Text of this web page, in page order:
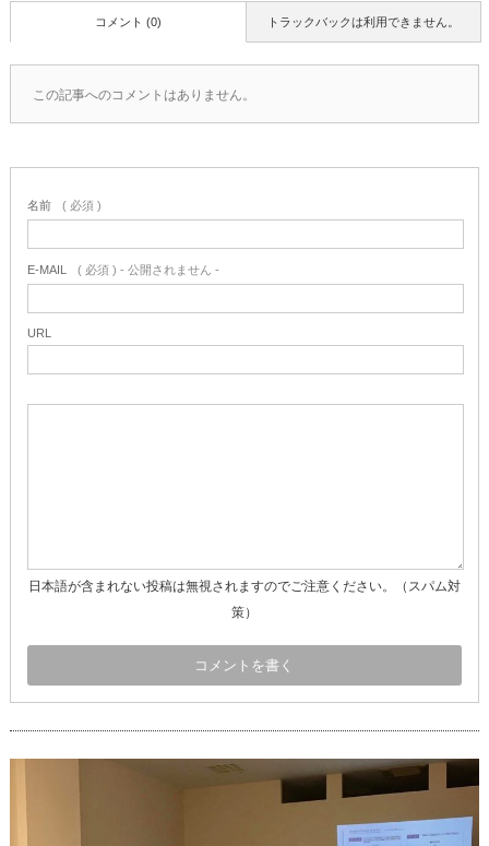
トラックバックは利用できません。
コメント (0)
この記事へのコメントはありません。
名前 ( 必須 )
E-MAIL ( 必須 ) - 公開されません -
URL
日本語が含まれない投稿は無視されますのでご注意ください。（スパム対
策）